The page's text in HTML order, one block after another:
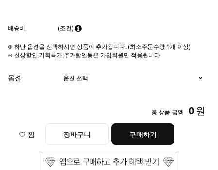
배송비 (조건)
⊙ 하단 옵션을 선택하시면 상품이 추가됩니다. (최소주문수량 1개 이상)
⊙ 신상할인,기획특가,추가할인등은 가입회원만 적용됩니다
옵션
총 상품 금액 0원
♡ 찜 장바구니 구매하기